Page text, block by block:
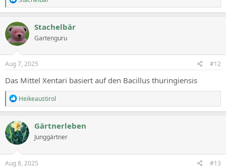
e
a
c
t
i
o
n
s
Stachelbär
Gartenguru
Aug 7, 2025 #12
Das Mittel Xentari basiert auf den Bacillus thuringiensis
R
e
a
c
t
i
o
n
s
Heikeaustirol
Gärtnerleben
Junggärtner
Aug 8, 2025 #13